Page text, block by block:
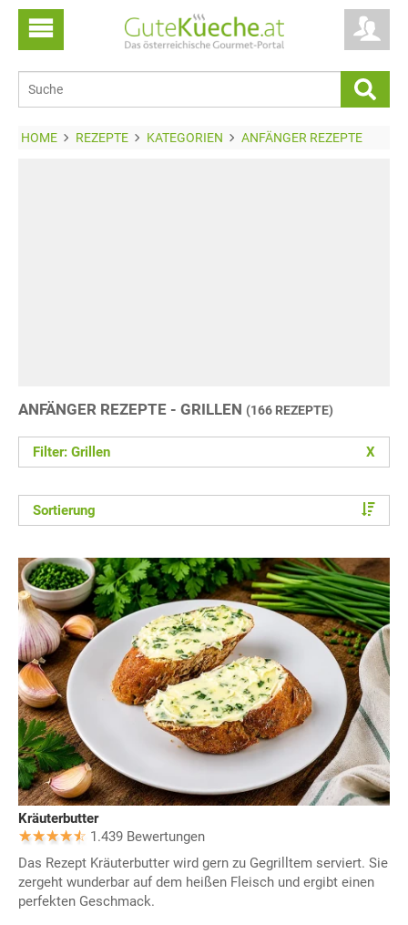
HOME REZEPTE KATEGORIEN ANFÄNGER REZEPTE
ANFÄNGER REZEPTE - GRILLEN (166 REZEPTE)
Filter: Grillen X
Sortierung
Kräuterbutter
1.439 Bewertungen
Das Rezept Kräuterbutter wird gern zu Gegrilltem serviert. Sie
zergeht wunderbar auf dem heißen Fleisch und ergibt einen
perfekten Geschmack.